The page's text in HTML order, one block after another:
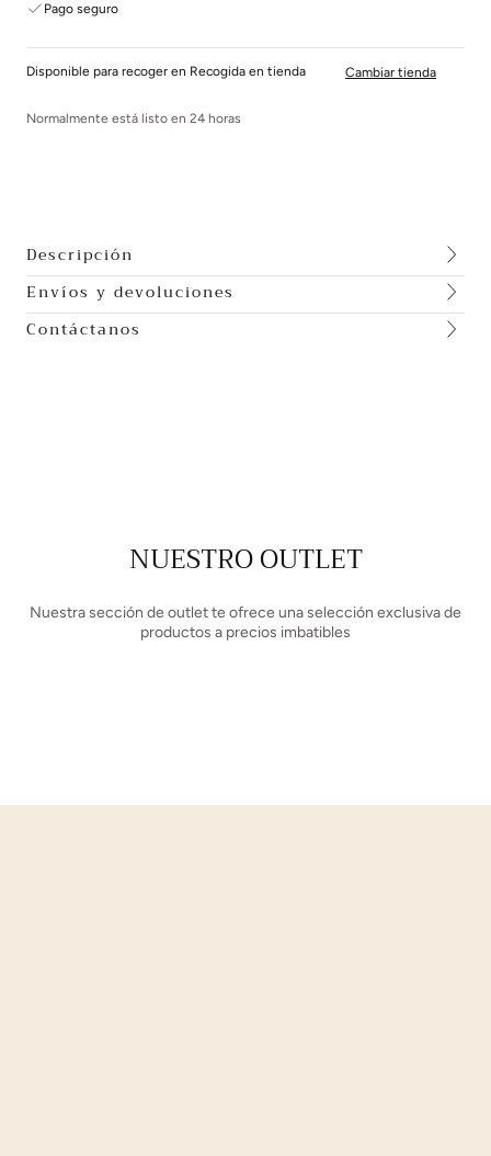
Pago seguro
Disponible para recoger en Recogida en tienda
Normalmente está listo en 24 horas
Cambiar tienda
Descripción
Envíos y devoluciones
Contáctanos
NUESTRO OUTLET
Nuestra sección de outlet te ofrece una selección exclusiva de
productos a precios imbatibles